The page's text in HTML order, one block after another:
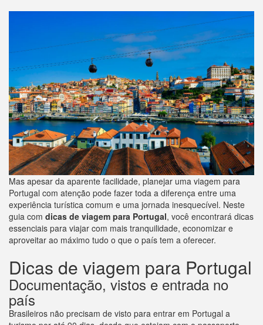
Mas apesar da aparente facilidade, planejar uma viagem para
Portugal com atenção pode fazer toda a diferença entre uma
experiência turística comum e uma jornada inesquecível. Neste
guia com dicas de viagem para Portugal, você encontrará dicas
essenciais para viajar com mais tranquilidade, economizar e
aproveitar ao máximo tudo o que o país tem a oferecer.
Dicas de viagem para Portugal
Documentação, vistos e entrada no
país
Brasileiros não precisam de visto para entrar em Portugal a